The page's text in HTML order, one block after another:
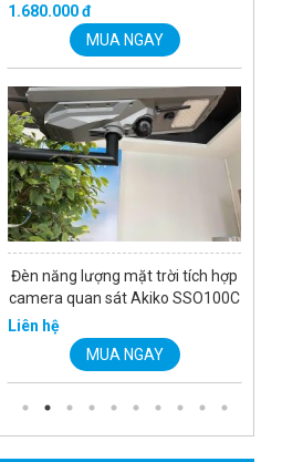
1.680.000 đ
MUA NGAY
Đèn năng lượng mặt trời tích hợp
camera quan sát Akiko SSO100C
Liên hệ
MUA NGAY